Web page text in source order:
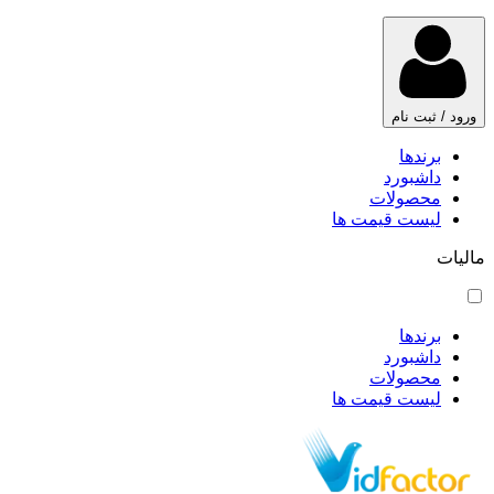
ورود / ثبت نام
برندها
داشبورد
محصولات
لیست قیمت ها
مالیات
برندها
داشبورد
محصولات
لیست قیمت ها